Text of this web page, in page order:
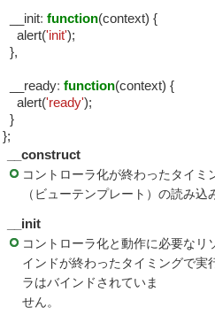
__init: function(context) {
alert('init');
},
__ready: function(context) {
alert('ready');
}
};
__construct
コントローラ化が終わったタイミ
（ビューテンプレート）の読み込
__init
コントローラ化と動作に必要なリ
インドが終わったタイミングで実
ラはバインドされていま
せん。